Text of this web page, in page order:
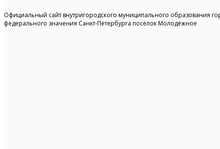
Официальный сайт внутригородского муниципального образования
федерального значения Санкт-Петербурга посёлок Молодёжное